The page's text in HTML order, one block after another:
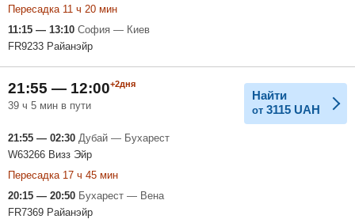
Пересадка 11 ч 20 мин
11:15 — 13:10 София — Киев
FR9233 Райанэйр
21:55 — 12:00+2дня
39 ч 5 мин в пути
Найти
от 3115 UAH
21:55 — 02:30 Дубай — Бухарест
W63266 Визз Эйр
Пересадка 17 ч 45 мин
20:15 — 20:50 Бухарест — Вена
FR7369 Райанэйр